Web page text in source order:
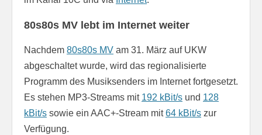
80s80s MV lebt im Internet weiter
Nachdem 80s80s MV am 31. März auf UKW
abgeschaltet wurde, wird das regionalisierte
Programm des Musiksenders im Internet fortgesetzt.
Es stehen MP3-Streams mit 192 kBit/s und 128
kBit/s sowie ein AAC+-Stream mit64 kBit/s zur
Verfügung.